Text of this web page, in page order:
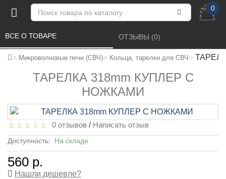
0
Микроволновые печи (СВЧ) Кольца, тарелки для СВЧ
ТАРЕЛКА 318mm КУПЛЕР С
НОЖКАМИ
ВСЕ О ТОВАРЕ ОТЗЫВЫ (0)
0 отзывов / Написать отзыв
Доступность: На складе
560 р.
Нашли дешевле?